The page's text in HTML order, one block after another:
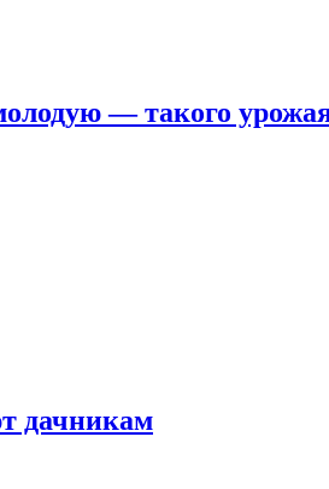
— такого
дачникам